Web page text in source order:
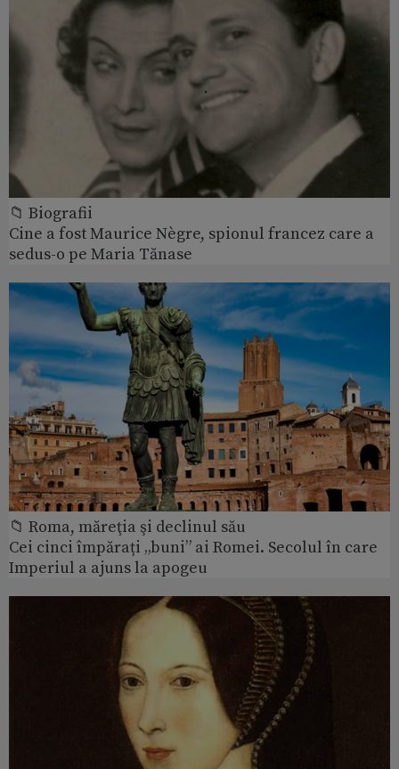
📁 Biografii
Cine a fost Maurice Nègre, spionul francez care a
sedus-o pe Maria Tănase
📁 Roma, măreţia şi declinul său
Cei cinci împărați „buni” ai Romei. Secolul în care
Imperiul a ajuns la apogeu